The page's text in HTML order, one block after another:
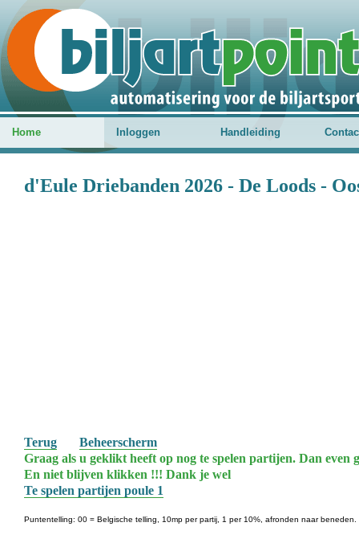
Home Inloggen Handleiding
d'Eule Driebanden 2026 - De Loods -
Terug
Beheerscherm
Graag als u geklikt heeft op nog te spelen partijen. Dan even
En niet blijven klikken !!! Dank je wel
Te spelen partijen poule 1
Puntentelling: 00 = Belgische telling, 10mp per partij, 1 per 10%, afronden naar beneden.